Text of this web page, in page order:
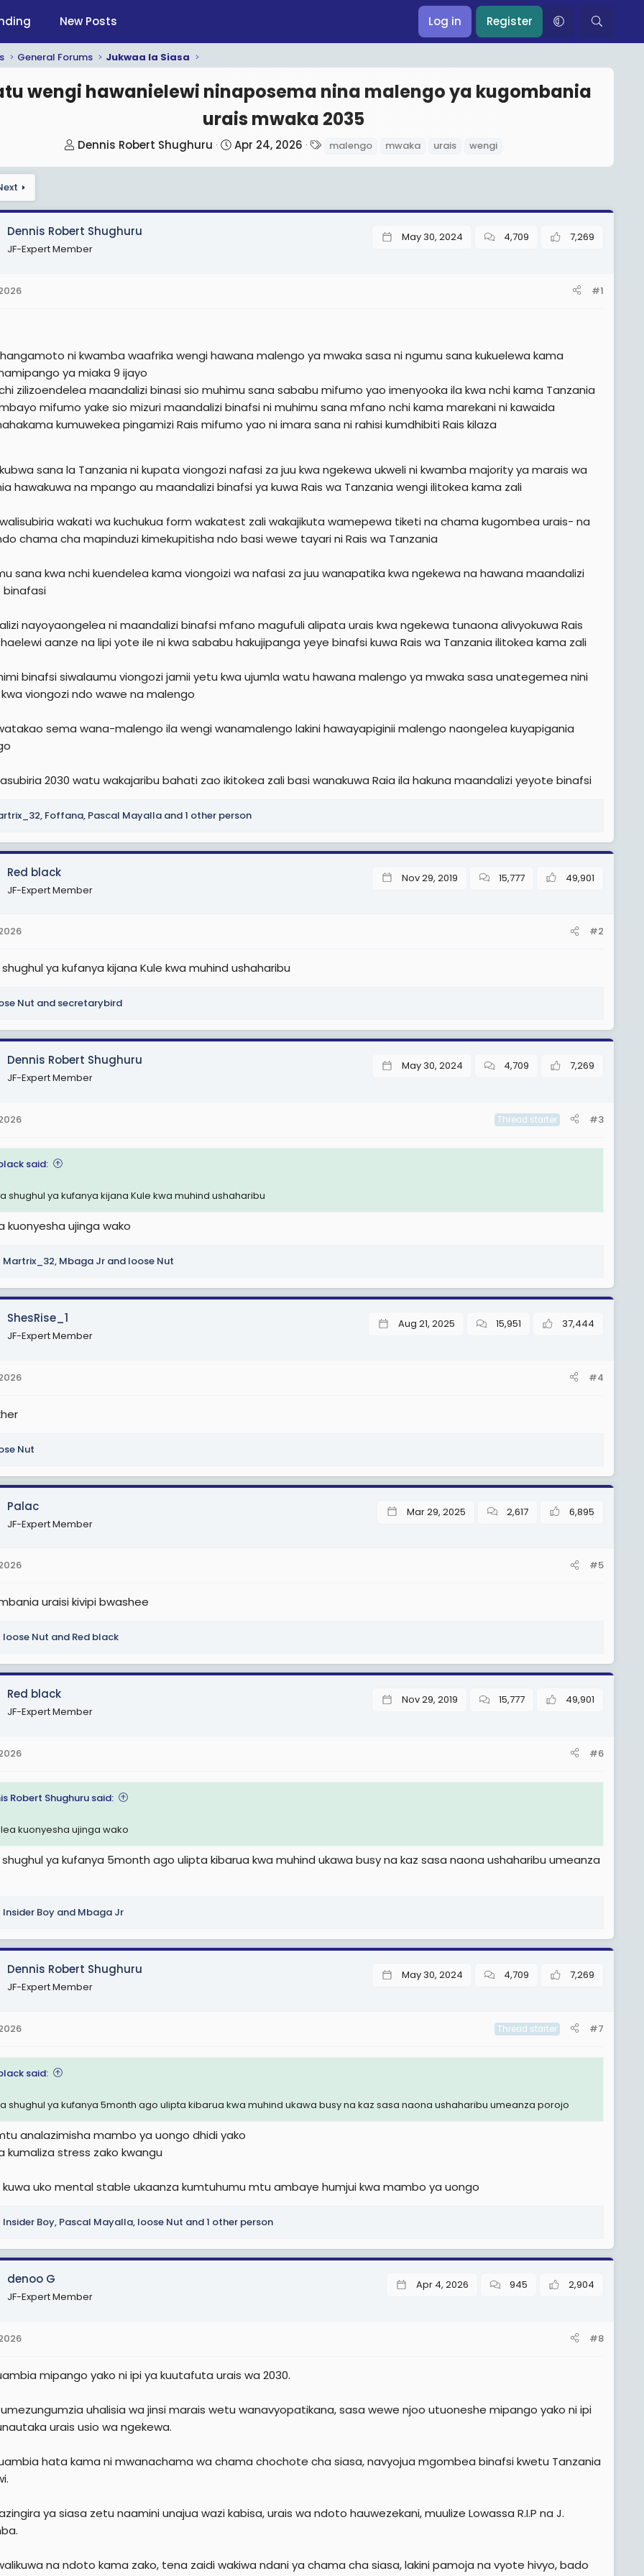
New Posts Log in Register
General Forums Jukwaa la Siasa
wengi hawanielewi ninaposema nina malengo ya kugombania
urais mwaka 2035
T
a
d
s
r
Dennis Robert Shughuru
S
t
Apr 24, 2026 malengo mwaka urais wengi
Dennis Robert Shughuru
JF-Expert Member
May 30, 2024 4,709 7,269
#1
ni kwamba waafrika wengi hawana malengo ya mwaka sasa ni ngumu sana kukuelewa kama
ya miaka 9 ijayo
zilizoendelea maandalizi binasi sio muhimu sana sababu mifumo yao imenyooka ila kwa nchi kama Tanzania
mifumo yake sio mizuri maandalizi binafsi ni muhimu sana mfano nchi kama marekani ni kawaida
kumuwekea pingamizi Rais mifumo yao ni imara sana ni rahisi kumdhibiti Rais kilaza
sana la Tanzania ni kupata viongozi nafasi za juu kwa ngekewa ukweli ni kwamba majority ya marais wa
hawakuwa na mpango au maandalizi binafsi ya kuwa Rais wa Tanzania wengi ilitokea kama zali
wakati wa kuchukua form wakatest zali wakajikuta wamepewa tiketi na chama kugombea urais- na
chama cha mapinduzi kimekupitisha ndo basi wewe tayari ni Rais wa Tanzania
sana kwa nchi kuendelea kama viongoizi wa nafasi za juu wanapatika kwa ngekewa na hawana maandalizi
nayoyaongelea ni maandalizi binafsi mfano magufuli alipata urais kwa ngekewa tunaona alivyokuwa Rais
aanze na lipi yote ile ni kwa sababu hakujipanga yeye binafsi kuwa Rais wa Tanzania ilitokea kama zali
binafsi siwalaumu viongozi jamii yetu kwa ujumla watu hawana malengo ya mwaka sasa unategemea nini
viongozi ndo wawe na malengo
sema wana-malengo ila wengi wanamalengo lakini hawayapiginii malengo naongelea kuyapigania
2030 watu wakajaribu bahati zao ikitokea zali basi wanakuwa Raia ila hakuna maandalizi yeyote binafsi
, Foffana, Pascal Mayalla and 1 other person
Red black
JF-Expert Member
Nov 29, 2019 15,777 49,901
#2
ya kufanya kijana Kule kwa muhind ushaharibu
Nut and secretarybird
Dennis Robert Shughuru
JF-Expert Member
May 30, 2024 4,709 7,269
Thread starter #3
said:
shughul ya kufanya kijana Kule kwa muhind ushaharibu
kuonyesha ujinga wako
Martrix_32, Mbaga Jr and loose Nut
ShesRise_1
JF-Expert Member
Aug 21, 2025 15,951 37,444
#4
Nut
Palac
JF-Expert Member
Mar 29, 2025 2,617 6,895
#5
uraisi kivipi bwashee
loose Nut and Red black
Red black
JF-Expert Member
Nov 29, 2019 15,777 49,901
#6
Robert Shughuru said:
kuonyesha ujinga wako
ya kufanya 5month ago ulipta kibarua kwa muhind ukawa busy na kaz sasa naona ushaharibu umeanza
Insider Boy and Mbaga Jr
Dennis Robert Shughuru
JF-Expert Member
May 30, 2024 4,709 7,269
Thread starter #7
said:
shughul ya kufanya 5month ago ulipta kibarua kwa muhind ukawa busy na kaz sasa naona ushaharibu umeanza porojo
analazimisha mambo ya uongo dhidi yako
kumaliza stress zako kwangu
kuwa uko mental stable ukaanza kumtuhumu mtu ambaye humjui kwa mambo ya uongo
Insider Boy, Pascal Mayalla, loose Nut and 1 other person
denoo G
JF-Expert Member
Apr 4, 2026 945 2,904
#8
mipango yako ni ipi ya kuutafuta urais wa 2030.
uhalisia wa jinsi marais wetu wanavyopatikana, sasa wewe njoo utuoneshe mipango yako ni ipi
urais usio wa ngekewa.
hata kama ni mwanachama wa chama chochote cha siasa, navyojua mgombea binafsi kwetu Tanzania
ya siasa zetu naamini unajua wazi kabisa, urais wa ndoto hauwezekani, muulize Lowassa R.I.P na J.
na ndoto kama zako, tena zaidi wakiwa ndani ya chama cha siasa, lakini pamoja na vyote hivyo, bado